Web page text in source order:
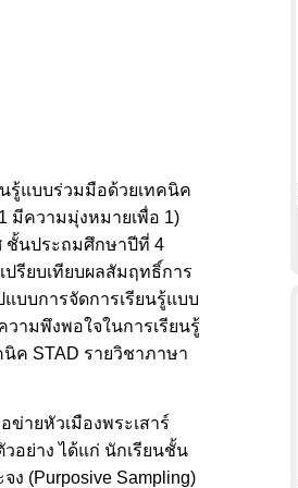
รู้แบบร่วมมือด้วยเทคนิค
มีความมุ่งหมายเพื่อ 1)
ชั้นประถมศึกษาปีที่ 4
รียบเทียบผลสัมฤทธิ์การ
บบการจัดการเรียนรู้แบบ
ามพึงพอใจในการเรียนรู้
ค STAD รายวิชาภาษา
ายหัวเมืองพระเสาร์
อย่าง ได้แก่ นักเรียนชั้น
ง (Purposive Sampling)